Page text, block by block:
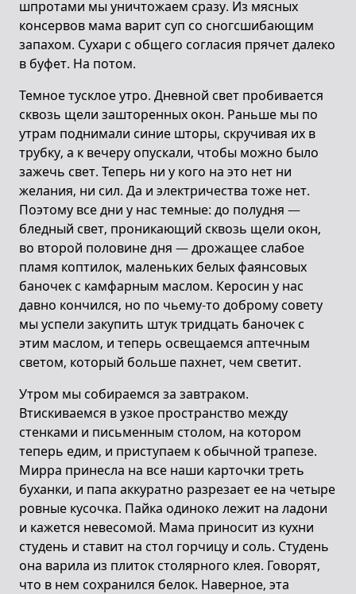
шпротами мы уничтожаем сразу. Из мясных
консервов мама варит суп со сногсшибающим
запахом. Сухари с общего согласия прячет далеко
в буфет. На потом.
Темное тусклое утро. Дневной свет пробивается
сквозь щели зашторенных окон. Раньше мы по
утрам поднимали синие шторы, скручивая их в
трубку, а к вечеру опускали, чтобы можно было
зажечь свет. Теперь ни у кого на это нет ни
желания, ни сил. Да и электричества тоже нет.
Поэтому все дни у нас темные: до полудня —
бледный свет, проникающий сквозь щели окон,
во второй половине дня — дрожащее слабое
пламя коптилок, маленьких белых фаянсовых
баночек с камфарным маслом. Керосин у нас
давно кончился, но по чьему-то доброму совету
мы успели закупить штук тридцать баночек с
этим маслом, и теперь освещаемся аптечным
светом, который больше пахнет, чем светит.
Утром мы собираемся за завтраком.
Втискиваемся в узкое пространство между
стенками и письменным столом, на котором
теперь едим, и приступаем к обычной трапезе.
Мирра принесла на все наши карточки треть
буханки, и папа аккуратно разрезает ее на четыре
ровные кусочка. Пайка одиноко лежит на ладони
и кажется невесомой. Мама приносит из кухни
студень и ставит на стол горчицу и соль. Студень
она варила из плиток столярного клея. Говорят,
что в нем сохранился белок. Наверное, эта